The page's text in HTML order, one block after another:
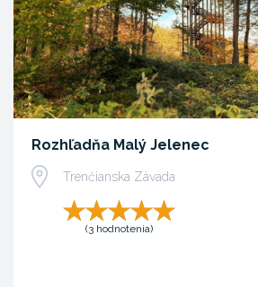
Rozhľadňa Malý Jelenec
Trenčianska Závada
(3 hodnotenia)